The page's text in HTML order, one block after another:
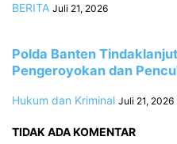
BERITA Juli 21, 2026
Polda Banten
Pengeroyokan dan
Hukum dan Kriminal Juli 21, 2026
TIDAK ADA KOMENTAR